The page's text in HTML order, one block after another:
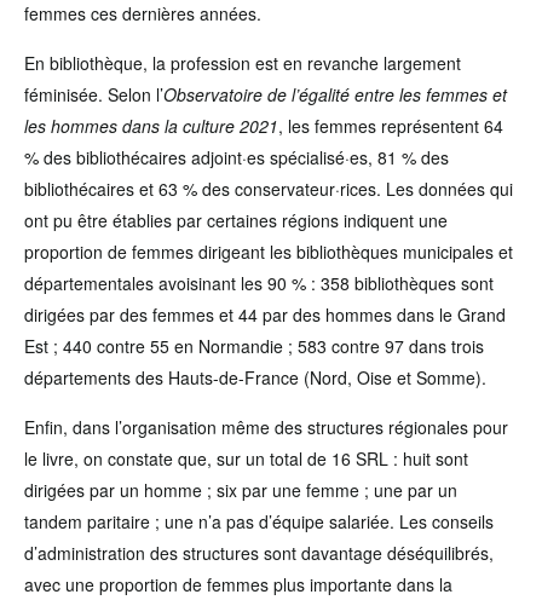
femmes ces dernières années.
En bibliothèque, la profession est en revanche largement
féminisée. Selon l’Observatoire de l’égalité entre les femmes et
les hommes dans la culture 2021, les femmes représentent 64
% des bibliothécaires adjoint·es spécialisé·es, 81 % des
bibliothécaires et 63 % des conservateur·rices. Les données qui
ont pu être établies par certaines régions indiquent une
proportion de femmes dirigeant les bibliothèques municipales et
départementales avoisinant les 90 % : 358 bibliothèques sont
dirigées par des femmes et 44 par des hommes dans le Grand
Est ; 440 contre 55 en Normandie ; 583 contre 97 dans trois
départements des Hauts-de-France (Nord, Oise et Somme).
Enfin, dans l’organisation même des structures régionales pour
le livre, on constate que, sur un total de 16 SRL : huit sont
dirigées par un homme ; six par une femme ; une par un
tandem paritaire ; une n’a pas d’équipe salariée. Les conseils
d’administration des structures sont davantage déséquilibrés,
avec une proportion de femmes plus importante dans la